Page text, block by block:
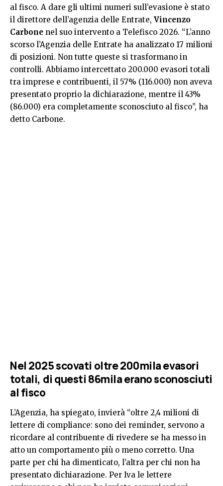
al fisco. A dare gli ultimi numeri sull’evasione è stato
il direttore dell’agenzia delle Entrate, Vincenzo
Carbone nel suo intervento a Telefisco 2026. “L’anno
scorso l’Agenzia delle Entrate ha analizzato 17 milioni
di posizioni. Non tutte queste si trasformano in
controlli. Abbiamo intercettato 200.000 evasori totali
tra imprese e contribuenti, il 57% (116.000) non aveva
presentato proprio la dichiarazione, mentre il 43%
(86.000) era completamente sconosciuto al fisco”, ha
detto Carbone.
Nel 2025 scovati oltre 200mila evasori
totali, di questi 86mila erano sconosciuti
al fisco
L’Agenzia, ha spiegato, invierà “oltre 2,4 milioni di
lettere di compliance: sono dei reminder, servono a
ricordare al contribuente di rivedere se ha messo in
atto un comportamento più o meno corretto. Una
parte per chi ha dimenticato, l’altra per chi non ha
presentato dichiarazione. Per Iva le lettere